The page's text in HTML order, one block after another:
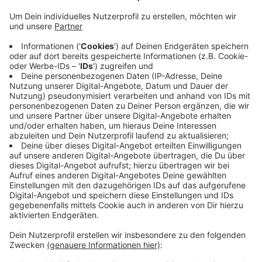
Besitzerin Elke hofft auf Hinweise
Anzeige
Agathe ist eine Europäische- Kurzhaar-Katze. Sie ist
grau- weiß getigert, mit weißen Pfoten und zwei
Hautlappen mit Fell am hinteren Beinchen. Wenn ihr sie
gesehn habt, dann meldet euch bitte bei Frauchen
Elke unter0160/ 7867628oder per Mail an
weiler.elke@gmx.de
Anzeige